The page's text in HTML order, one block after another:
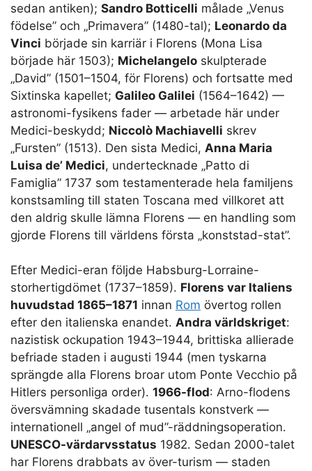
sedan antiken); Sandro Botticelli målade „Venus
födelse” och „Primavera” (1480-tal); Leonardo da
Vinci började sin karriär i Florens (Mona Lisa
började här 1503); Michelangelo skulpterade
„David” (1501–1504, för Florens) och fortsatte med
Sixtinska kapellet; Galileo Galilei (1564–1642) —
astronomi-fysikens fader — arbetade här under
Medici-beskydd; Niccolò Machiavelli skrev
„Fursten” (1513). Den sista Medici, Anna Maria
Luisa de’ Medici, undertecknade „Patto di
Famiglia” 1737 som testamenterade hela familjens
konstsamling till staten Toscana med villkoret att
den aldrig skulle lämna Florens — en handling som
gjorde Florens till världens första „konststad-stat”.
Efter Medici-eran följde Habsburg-Lorraine-
storhertigdömet (1737–1859). Florens var Italiens
huvudstad 1865–1871 innan Rom övertog rollen
efter den italienska enandet. Andra världskriget:
nazistisk ockupation 1943–1944, brittiska allierade
befriade staden i augusti 1944 (men tyskarna
sprängde alla Florens broar utom Ponte Vecchio på
Hitlers personliga order). 1966-flod: Arno-flodens
översvämning skadade tusentals konstverk —
internationell „angel of mud”-räddningsoperation.
UNESCO-värdarvsstatus 1982. Sedan 2000-talet
har Florens drabbats av över-turism — staden